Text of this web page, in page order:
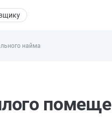
найма